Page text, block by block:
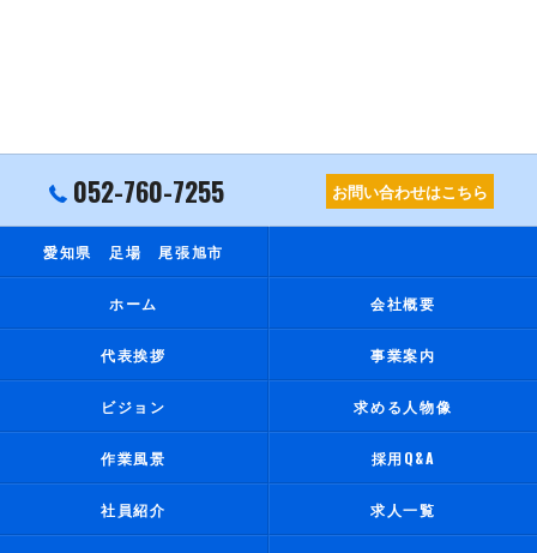
052-760-7255 お問い合わせはこちら
愛知県 足場 尾張旭市
ホーム 会社概要
代表挨拶 事業案内
ビジョン 求める人物像
作業風景 採用Q&A
社員紹介 求人一覧